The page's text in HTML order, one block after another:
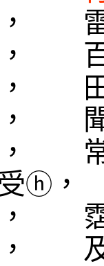
， 雷
， 百
， 田
，
， 常
受ⓗ ，
，
及